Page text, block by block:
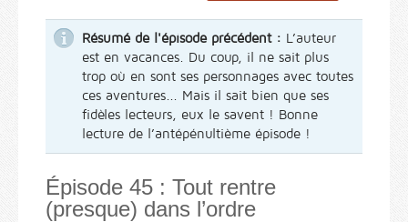
Résumé de l'épisode précédent : L’auteur
est en vacances. Du coup, il ne sait plus
trop où en sont ses personnages avec toutes
ces aventures... Mais il sait bien que ses
fidèles lecteurs, eux le savent ! Bonne
lecture de l’antépénultième épisode !
Épisode 45 : Tout rentre
(presque) dans l’ordre